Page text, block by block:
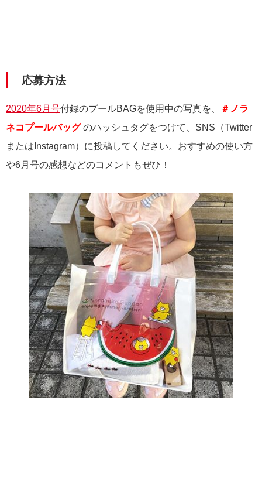
応募方法
2020年6月号付録のプールBAGを使用中の写真を、
＃ノラ
ネコプールバッグ のハッシュタグをつけて、SNS（Twitter
またはInstagram）に投稿してください。おすすめの使い方
や6月号の感想などのコメントもぜひ！